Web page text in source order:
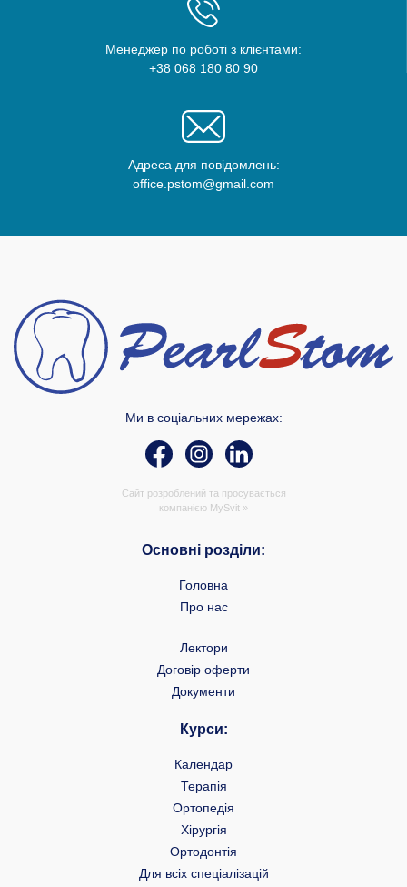
Менеджер по роботі з клієнтами:
+38 068 180 80 90
Адреса для повідомлень:
office.pstom@gmail.com
Ми в соціальних мережах:
Сайт розроблений та просувається
компанією MySvit »
Основні розділи:
Головна
Про нас
Лектори
Договір оферти
Документи
Курси:
Календар
Терапія
Ортопедія
Хірургія
Ортодонтія
Для всіх спеціалізацій